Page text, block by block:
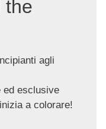
the
agli
ed esclusive
a colorare!